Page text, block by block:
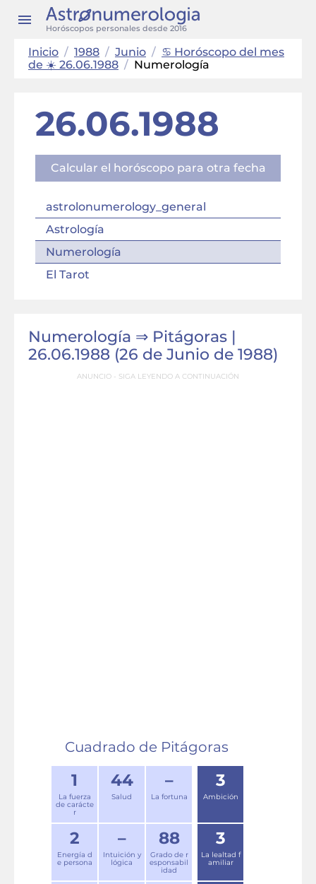
Horóscopos personales desde 2016
Inicio / 1988 / Junio / ♋ Horóscopo del mes
de ☀️ 26.06.1988 / Numerología
26.06.1988
Calcular el horóscopo para otra fecha
astrolonumerology_general
Astrología
Numerología
El Tarot
Numerología ⇒ Pitágoras |
26.06.1988 (26 de Junio de 1988)
ANUNCIO - SIGA LEYENDO A CONTINUACIÓN
Cuadrado de Pitágoras
1
La fuerza
de carácte
r
44
Salud
–
La fortuna
2
Energía d
e persona
–
Intuición y
lógica
88
Grado de r
esponsabil
idad
3
Ambición
3
La lealtad f
amiliar